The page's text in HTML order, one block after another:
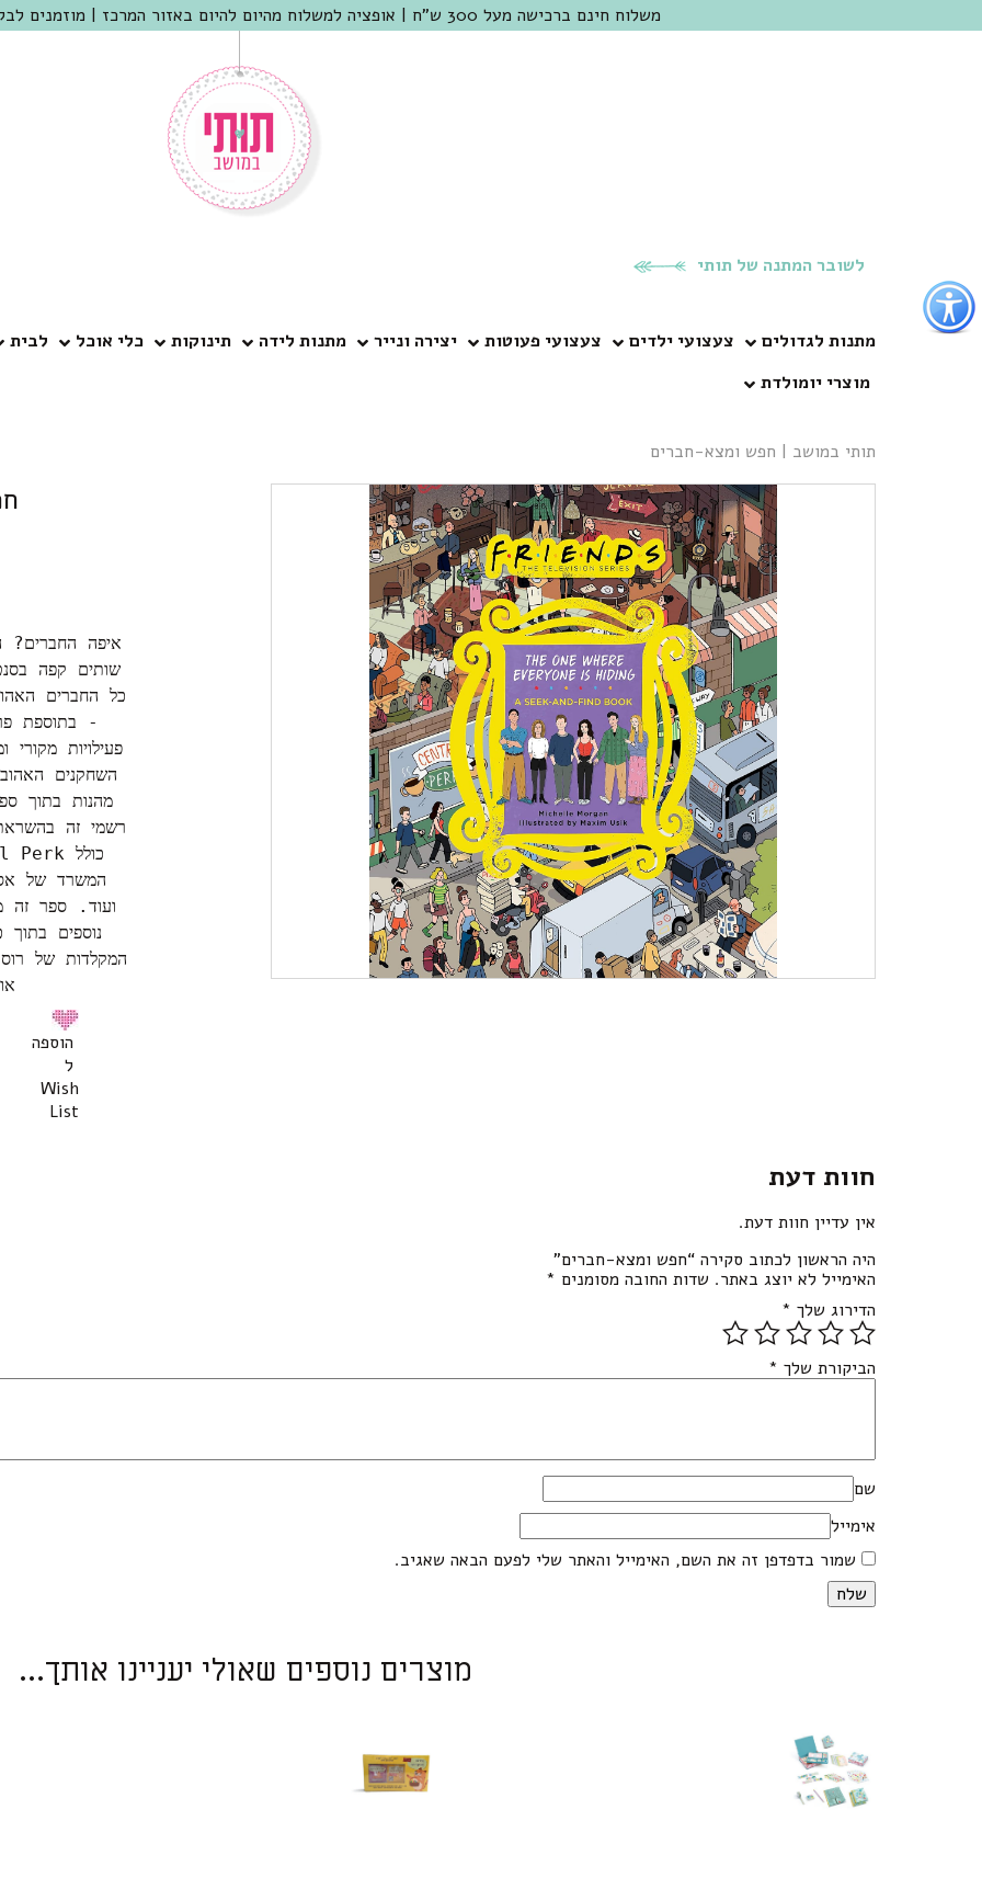
כפתור
לפתיחת
תפריט
נגישות
משלוח חינם ברכישה מעל 300 ש"ח | אופציה למשלוח מהיום להיום באזור המרכז | מוזמנים לבקר בחנות בכפר שמריהו
לשובר המתנה של תותי
מתנות לגדולים צעצועי ילדים צעצועי פעוטות יצירה ונייר מתנות לידה תינוקות כלי אוכל לבית
מוצרי יומולדת
תותי במושב | חפש ומצא-חברים
איפה
שותים קפה
כל החברים
- בתוספת
פעילויות
מהנות בתוך
רשמי זה בהשראת
המשרד של
ועוד. ספר זה
נוספים
הוספה
ל
Wish
List
חוות דעת
אין עדיין חוות דעת.
היה הראשון לכתוב סקירה “חפש ומצא-חברים”
האימייל לא יוצג באתר. שדות החובה מסומנים *
הדירוג שלך *
הביקורת שלך *
שם
אימייל
שמור בדפדפן זה את השם, האימייל והאתר שלי לפעם הבאה שאגיב.
מוצרים נוספים שאולי יעניינו אותך...